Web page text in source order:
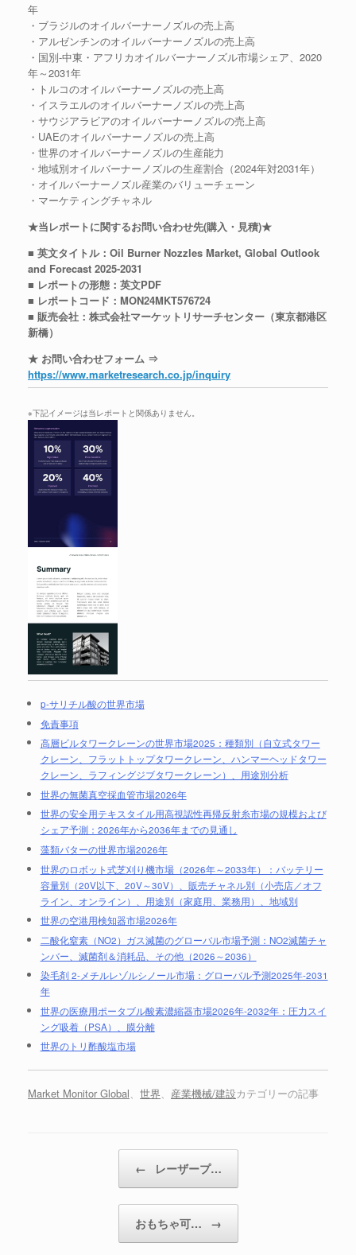
年
・ブラジルのオイルバーナーノズルの売上高
・アルゼンチンのオイルバーナーノズルの売上高
・国別-中東・アフリカオイルバーナーノズル市場シェア、2020
年～2031年
・トルコのオイルバーナーノズルの売上高
・イスラエルのオイルバーナーノズルの売上高
・サウジアラビアのオイルバーナーノズルの売上高
・UAEのオイルバーナーノズルの売上高
・世界のオイルバーナーノズルの生産能力
・地域別オイルバーナーノズルの生産割合（2024年対2031年）
・オイルバーナーノズル産業のバリューチェーン
・マーケティングチャネル
★当レポートに関するお問い合わせ先(購入・見積)★
■ 英文タイトル：Oil Burner Nozzles Market, Global Outlook
and Forecast 2025-2031
■ レポートの形態：英文PDF
■ レポートコード：MON24MKT576724
■ 販売会社：株式会社マーケットリサーチセンター（東京都港区
新橋）
★ お問い合わせフォーム ⇒
https://www.marketresearch.co.jp/inquiry
※下記イメージは当レポートと関係ありません。
p-サリチル酸の世界市場
免責事項
高層ビルタワークレーンの世界市場2025：種類別（自立式タワー
クレーン、フラットトップタワークレーン、ハンマーヘッドタワー
クレーン、ラフィングジブタワークレーン）、用途別分析
世界の無菌真空採血管市場2026年
世界の安全用テキスタイル用高視認性再帰反射糸市場の規模および
シェア予測：2026年から2036年までの見通し
藻類バターの世界市場2026年
世界のロボット式芝刈り機市場（2026年～2033年）：バッテリー
容量別（20V以下、20V～30V）、販売チャネル別（小売店／オフ
ライン、オンライン）、用途別（家庭用、業務用）、地域別
世界の空港用検知器市場2026年
二酸化窒素（NO2）ガス滅菌のグローバル市場予測：NO2滅菌チャ
ンバー、滅菌剤＆消耗品、その他（2026～2036）
染毛剤 2-メチルレゾルシノール市場：グローバル予測2025年-2031
年
世界の医療用ポータブル酸素濃縮器市場2026年-2032年：圧力スイ
ング吸着（PSA）、膜分離
世界のトリ酢酸塩市場
Market Monitor Global、 世界、 産業機械/建設カテゴリーの記事
← レーザープ…
おもちゃ可… →